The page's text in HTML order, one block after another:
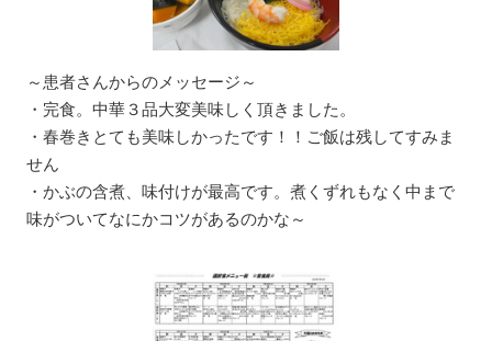
～患者さんからのメッセージ～
・完食。中華３品大変美味しく頂きました。
・春巻きとても美味しかったです！！ご飯は残してすみま
せん
・かぶの含煮、味付けが最高です。煮くずれもなく中まで
味がついてなにかコツがあるのかな～